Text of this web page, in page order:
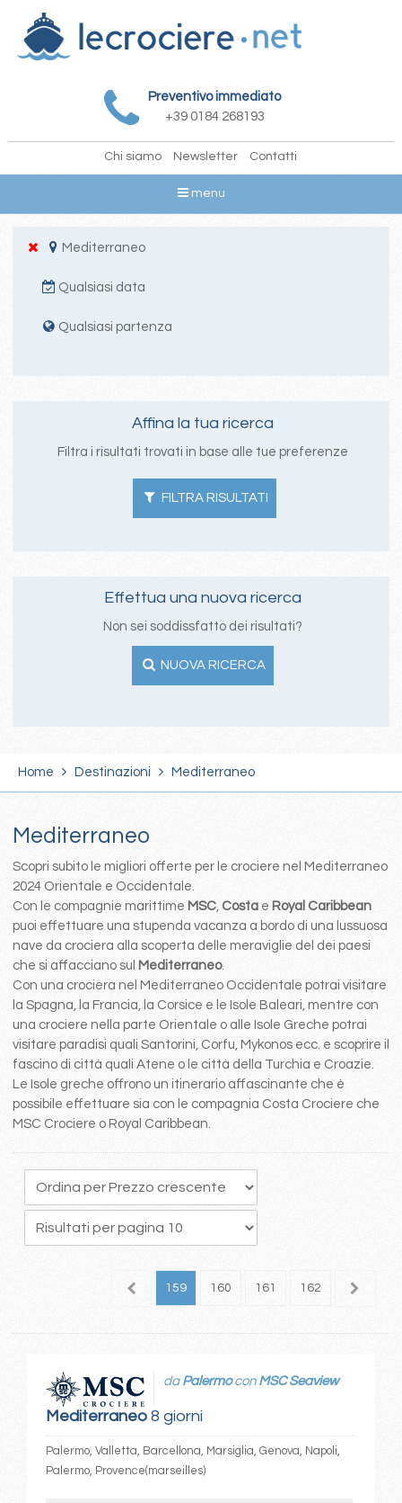
Preventivo immediato
+39 0184 268193
Chi siamo Newsletter Contatti
menu
Mediterraneo
Qualsiasi data
Qualsiasi partenza
Affina la tua ricerca
Filtra i risultati trovati in base alle tue preferenze
FILTRA RISULTATI
Effettua una nuova ricerca
Non sei soddissfatto dei risultati?
NUOVA RICERCA
Home Destinazioni Mediterraneo
Mediterraneo
Scopri subito le migliori offerte per le crociere nel Mediterraneo
2024 Orientale e Occidentale.
Con le compagnie marittime MSC, Costa e Royal Caribbean
puoi effettuare una stupenda vacanza a bordo di una lussuosa
nave da crociera alla scoperta delle meraviglie del dei paesi
che si affacciano sul Mediterraneo.
Con una crociera nel Mediterraneo Occidentale potrai visitare
la Spagna, la Francia, la Corsice e le Isole Baleari, mentre con
una crociere nella parte Orientale o alle Isole Greche potrai
visitare paradisi quali Santorini, Corfu, Mykonos ecc. e scoprire il
fascino di città quali Atene o le città della Turchia e Croazie.
Le Isole greche offrono un itinerario affascinante che è
possibile effettuare sia con le compagnia Costa Crociere che
MSC Crociere o Royal Caribbean.
158 159 160 161 162 163
Mediterraneo8 giorni
da Palermocon MSC Seaview
Palermo, Valletta, Barcellona, Marsiglia, Genova, Napoli,
Palermo, Provence(marseilles)